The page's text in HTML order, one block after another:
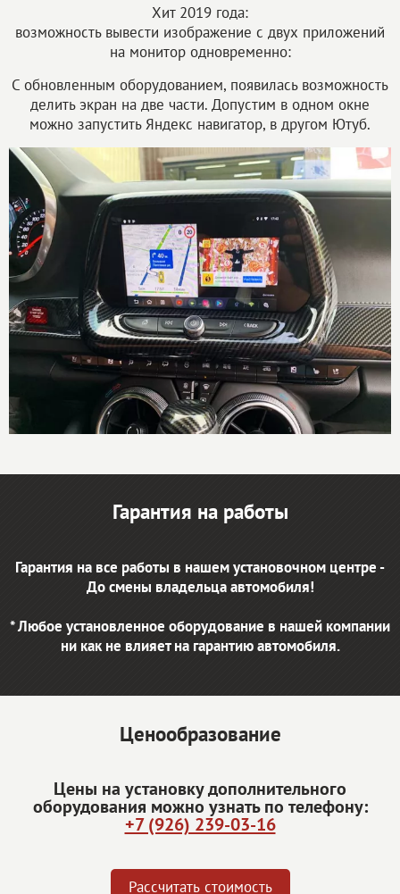
Хит 2019 года:
возможность вывести изображение с двух приложений
на монитор одновременно:
С обновленным оборудованием, появилась возможность
делить экран на две части. Допустим в одном окне
можно запустить Яндекс навигатор, в другом Ютуб.
Гарантия на работы
Гарантия на все работы в нашем установочном центре -
До смены владельца автомобиля!
* Любое установленное оборудование в нашей компании
ни как не влияет на гарантию автомобиля.
Ценообразование
Цены на установку дополнительного
оборудования можно узнать по телефону:
+7 (926) 239-03-16
Рассчитать стоимость